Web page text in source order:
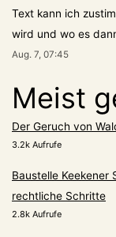
Text kann ich
wird und wo es
Aug. 7, 07:45
Meist
Der Geruch von
3.2k Aufrufe
Baustelle
rechtliche Schritte
2.8k Aufrufe